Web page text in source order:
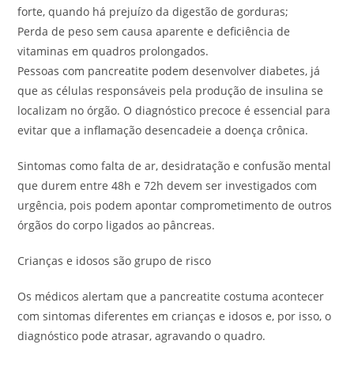
forte, quando há prejuízo da digestão de gorduras;
Perda de peso sem causa aparente e deficiência de
vitaminas em quadros prolongados.
Pessoas com pancreatite podem desenvolver diabetes, já
que as células responsáveis pela produção de insulina se
localizam no órgão. O diagnóstico precoce é essencial para
evitar que a inflamação desencadeie a doença crônica.
Sintomas como falta de ar, desidratação e confusão mental
que durem entre 48h e 72h devem ser investigados com
urgência, pois podem apontar comprometimento de outros
órgãos do corpo ligados ao pâncreas.
Crianças e idosos são grupo de risco
Os médicos alertam que a pancreatite costuma acontecer
com sintomas diferentes em crianças e idosos e, por isso, o
diagnóstico pode atrasar, agravando o quadro.